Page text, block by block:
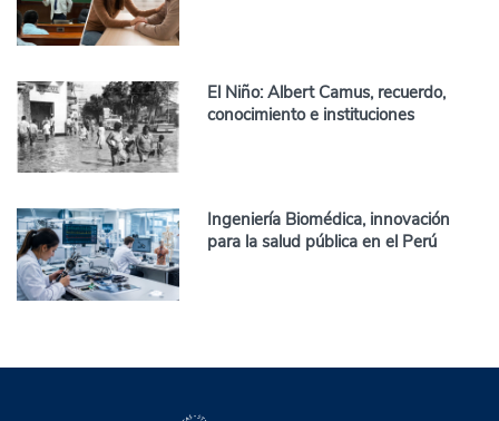
El Niño: Albert Camus, recuerdo,
conocimiento e instituciones
Ingeniería Biomédica, innovación
para la salud pública en el Perú